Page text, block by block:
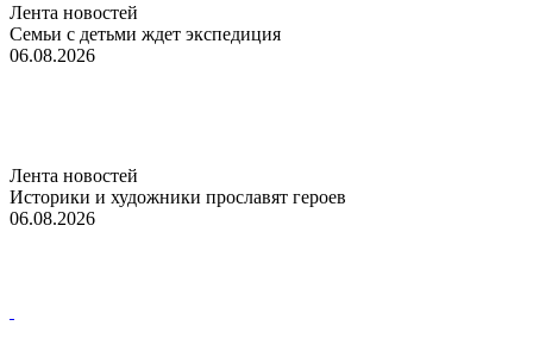
Лента новостей
Семьи с детьми ждет экспедиция
06.08.2026
Лента новостей
Историки и художники прославят героев
06.08.2026